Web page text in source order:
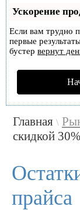
Ускорение
Если вам трудно
первые
бустер вернут
Главная \
скидкой
прайса